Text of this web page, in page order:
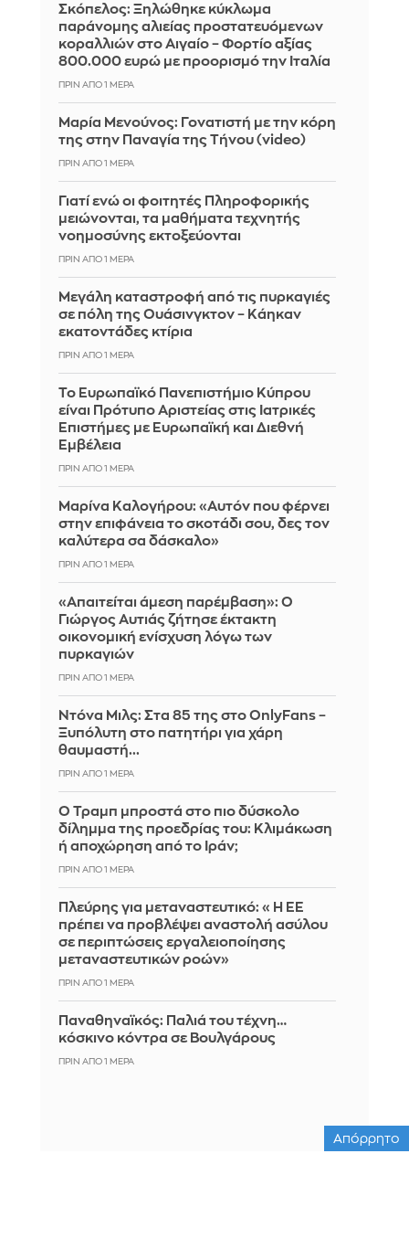
Σκόπελος: Ξηλώθηκε κύκλωμα
παράνομης αλιείας προστατευόμενων
κοραλλιών στο Αιγαίο – Φορτίο αξίας
800.000 ευρώ με προορισμό την Ιταλία
ΠΡΙΝ ΑΠΌ 1 ΜΈΡΑ
Μαρία Μενούνος: Γονατιστή με την κόρη
της στην Παναγία της Τήνου (video)
ΠΡΙΝ ΑΠΌ 1 ΜΈΡΑ
Γιατί ενώ οι φοιτητές Πληροφορικής
μειώνονται, τα μαθήματα τεχνητής
νοημοσύνης εκτοξεύονται
ΠΡΙΝ ΑΠΌ 1 ΜΈΡΑ
Μεγάλη καταστροφή από τις πυρκαγιές
σε πόλη της Ουάσινγκτον – Κάηκαν
εκατοντάδες κτίρια
ΠΡΙΝ ΑΠΌ 1 ΜΈΡΑ
Το Ευρωπαϊκό Πανεπιστήμιο Κύπρου
είναι Πρότυπο Αριστείας στις Ιατρικές
Επιστήμες με Ευρωπαϊκή και Διεθνή
Εμβέλεια
ΠΡΙΝ ΑΠΌ 1 ΜΈΡΑ
Μαρίνα Καλογήρου: «Αυτόν που φέρνει
στην επιφάνεια το σκοτάδι σου, δες τον
καλύτερα σα δάσκαλο»
ΠΡΙΝ ΑΠΌ 1 ΜΈΡΑ
«Απαιτείται άμεση παρέμβαση»: Ο
Γιώργος Αυτιάς ζήτησε έκτακτη
οικονομική ενίσχυση λόγω των
πυρκαγιών
ΠΡΙΝ ΑΠΌ 1 ΜΈΡΑ
Ντόνα Μιλς: Στα 85 της στο OnlyFans –
Ξυπόλυτη στο πατητήρι για χάρη
θαυμαστή...
ΠΡΙΝ ΑΠΌ 1 ΜΈΡΑ
Ο Τραμπ μπροστά στο πιο δύσκολο
δίλημμα της προεδρίας του: Κλιμάκωση
ή αποχώρηση από το Ιράν;
ΠΡΙΝ ΑΠΌ 1 ΜΈΡΑ
Πλεύρης για μεταναστευτικό: «Η ΕΕ
πρέπει να προβλέψει αναστολή ασύλου
σε περιπτώσεις εργαλειοποίησης
μεταναστευτικών ροών»
ΠΡΙΝ ΑΠΌ 1 ΜΈΡΑ
Παναθηναϊκός: Παλιά του τέχνη…
κόσκινο κόντρα σε Βουλγάρους
ΠΡΙΝ ΑΠΌ 1 ΜΈΡΑ
Απόρρητο